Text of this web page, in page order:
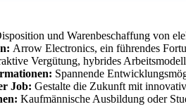
und Warenbeschaffung von
Arrow Electronics, ein führendes
Vergütung, hybrides
Spannende
Job: Gestalte die Zukunft mit
Kaufmännische Ausbildung oder